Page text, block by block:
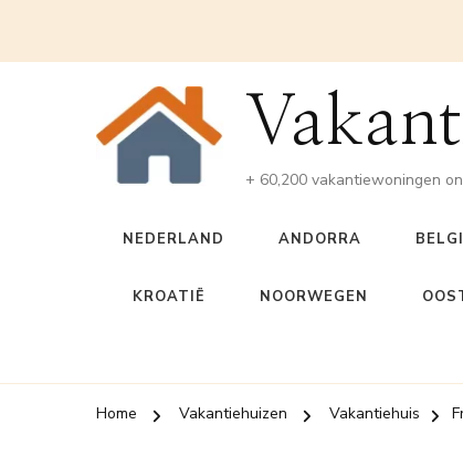
+ 60,200 vakantiewoningen
NEDERLAND ANDORRA
KROATIË NOORWEGEN
Home Vakantiehuizen Vakantiehuis